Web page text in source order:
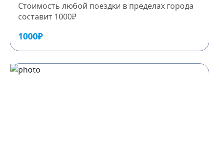
Стоимость любой поездки в пределах города
составит 1000₽
1000₽